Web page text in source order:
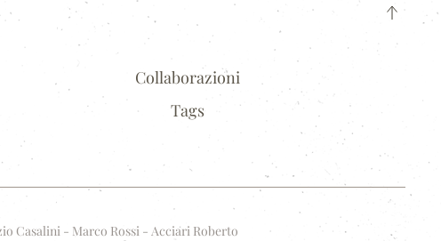
Collaborazioni
Tags
Casalini - Marco Rossi - Acciari Roberto